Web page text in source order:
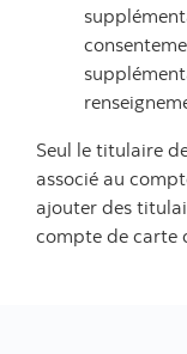
Seul le titulaire
associé au
ajouter des
compte de carte